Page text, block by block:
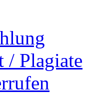
/ Plagiate